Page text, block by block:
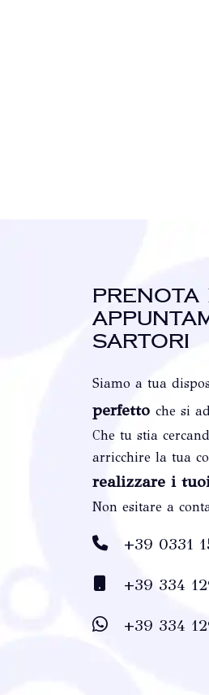
Sartori
Siamo a tua
perfetto che si
Che tu stia
arricchire la tua
realizzare i
Non esitare a
+39 0331
+39 334
+39 334